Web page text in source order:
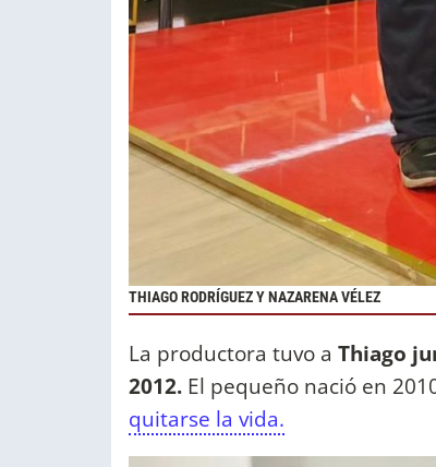
THIAGO RODRÍGUEZ Y NAZARENA VÉLEZ
La productora tuvo a Thiago
2012. El pequeño nació en
quitarse la vida.